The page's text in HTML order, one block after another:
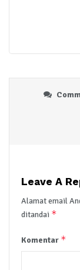
Leave A
Alamat email
ditandai *
Komentar *